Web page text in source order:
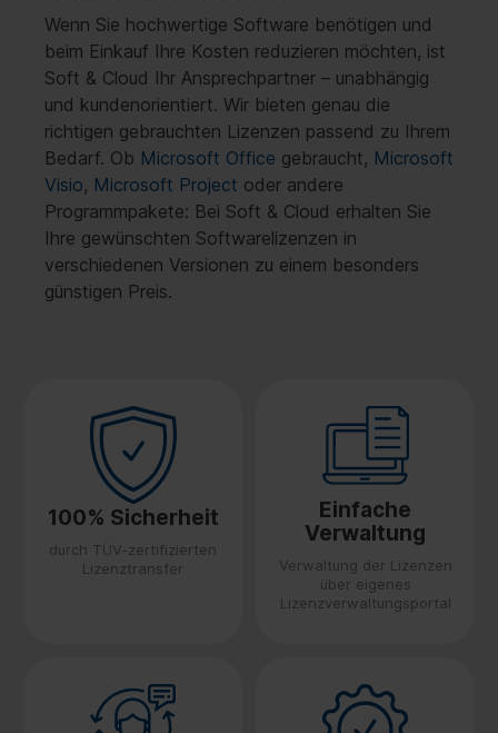
Wenn Sie hochwertige Software benötigen und
beim Einkauf Ihre Kosten reduzieren möchten, ist
Soft & Cloud Ihr Ansprechpartner – unabhängig
und kundenorientiert. Wir bieten genau die
richtigen gebrauchten Lizenzen passend zu Ihrem
Bedarf. Ob Microsoft Office gebraucht, Microsoft
Visio, Microsoft Project oder andere
Programmpakete: Bei Soft & Cloud erhalten Sie
Ihre gewünschten Softwarelizenzen in
verschiedenen Versionen zu einem besonders
günstigen Preis.
100% Sicherheit
durch TÜV-zertifizierten
Lizenztransfer
Einfache
Verwaltung
Verwaltung der Lizenzen
über eigenes
Lizenzverwaltungsportal